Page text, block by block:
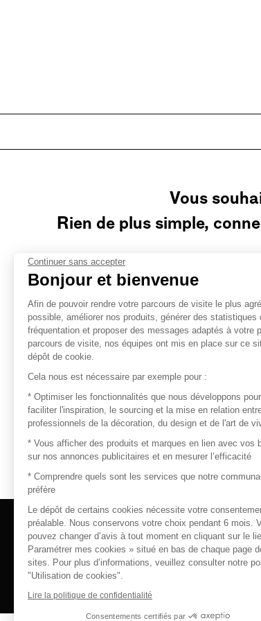
Vous
Rien de plus simple,
J’ai déjà
Se
CONTACT
serviceclientvisiteurs@safisalons.fr
Continuer sans accepter
Bonjour et bienvenue
Afin de pouvoir rendre votre parcours de visite le plus
possible, améliorer nos produits, générer des statistiques
fréquentation et proposer des messages adaptés à votre
parcours de visite, nos équipes ont mis en place sur ce
dépôt de cookie.
Cela nous est nécessaire par exemple pour :
* Optimiser les fonctionnalités que nous développons pour
faciliter l'inspiration, le sourcing et la mise en relation
professionnels de la décoration, du design et de l'art de
* Vous afficher des produits et marques en lien avec vos
sur nos annonces publicitaires et en mesurer l’efficacité
* Comprendre quels sont les services que notre
préfère
Le dépôt de certains cookies nécessite votre
préalable. Nous conservons votre choix pendant 6 mois.
pouvez changer d’avis à tout moment en cliquant sur le
Paramétrer mes cookies » situé en bas de chaque page
sites. Pour plus d’informations, veuillez consulter notre
"Utilisation de cookies".
Lire la politique de confidentialité
Consentements certifiés par